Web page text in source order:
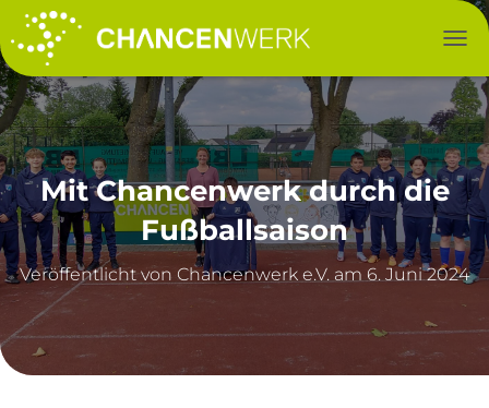
Mit Chancenwerk durch die
Fußballsaison
Veröffentlicht von am 6. Juni 2024